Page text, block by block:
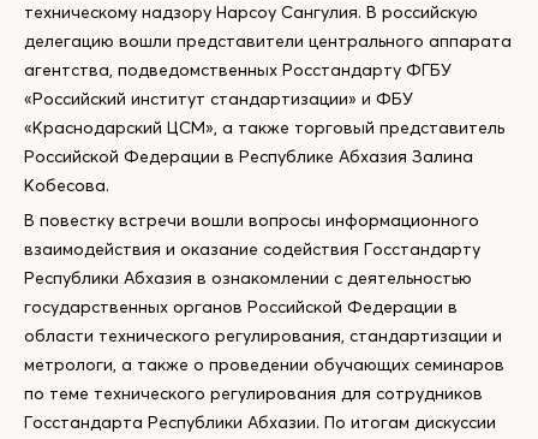
техническому надзору Нарсоу Сангулия. В российскую
делегацию вошли представители центрального аппарата
агентства, подведомственных Росстандарту ФГБУ
«Российский институт стандартизации» и ФБУ
«Краснодарский ЦСМ», а также торговый представитель
Российской Федерации в Республике Абхазия Залина
Кобесова.
В повестку встречи вошли вопросы информационного
взаимодействия и оказание содействия Госстандарту
Республики Абхазия в ознакомлении с деятельностью
государственных органов Российской Федерации в
области технического регулирования, стандартизации и
метрологи, а также о проведении обучающих семинаров
по теме технического регулирования для сотрудников
Госстандарта Республики Абхазии. По итогам дискуссии